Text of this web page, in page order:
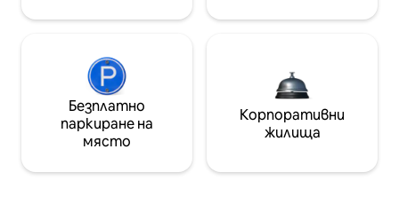
Безплатно
паркиране на
място
Корпоративни
жилища